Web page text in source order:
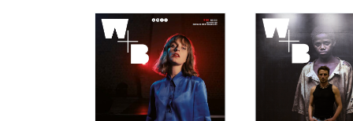
Voir plus Voir plus